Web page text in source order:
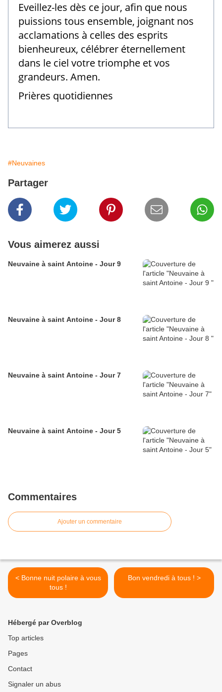
Eveillez-les dès ce jour, afin que nous
puissions tous ensemble, joignant nos
acclamations à celles des esprits
bienheureux, célébrer éternellement
dans le ciel votre triomphe et vos
grandeurs. Amen.
Prières quotidiennes
#Neuvaines
Partager
Vous aimerez aussi
Neuvaine à saint Antoine - Jour 9
Neuvaine à saint Antoine - Jour 8
Neuvaine à saint Antoine - Jour 7
Neuvaine à saint Antoine - Jour 5
Commentaires
Ajouter un commentaire
< Bonne nuit polaire à vous
tous !
Bon vendredi à tous ! >
Hébergé par Overblog
Top articles
Pages
Contact
Signaler un abus